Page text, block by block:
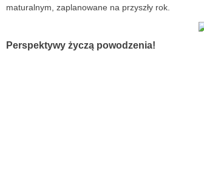
maturalnym, zaplanowane na przyszły rok.
Perspektywy życzą powodzenia!